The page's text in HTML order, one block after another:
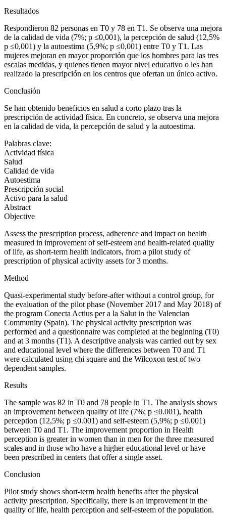
Resultados
Respondieron 82 personas en T0 y 78 en T1. Se observa una mejora
de la calidad de vida (7%; p ≤0,001), la percepción de salud (12,5%
p ≤0,001) y la autoestima (5,9%; p ≤0,001) entre T0 y T1. Las
mujeres mejoran en mayor proporción que los hombres para las tres
escalas medidas, y quienes tienen mayor nivel educativo o les han
realizado la prescripción en los centros que ofertan un único activo.
Conclusión
Se han obtenido beneficios en salud a corto plazo tras la
prescripción de actividad física. En concreto, se observa una mejora
en la calidad de vida, la percepción de salud y la autoestima.
Palabras clave:
Actividad física
Salud
Calidad de vida
Autoestima
Prescripción social
Activo para la salud
Abstract
Objective
Assess the prescription process, adherence and impact on health
measured in improvement of self-esteem and health-related quality
of life, as short-term health indicators, from a pilot study of
prescription of physical activity assets for 3 months.
Method
Quasi-experimental study before-after without a control group, for
the evaluation of the pilot phase (November 2017 and May 2018) of
the program Conecta Actius per a la Salut in the Valencian
Community (Spain). The physical activity prescription was
performed and a questionnaire was completed at the beginning (T0)
and at 3 months (T1). A descriptive analysis was carried out by sex
and educational level where the differences between T0 and T1
were calculated using chi square and the Wilcoxon test of two
dependent samples.
Results
The sample was 82 in T0 and 78 people in T1. The analysis shows
an improvement between quality of life (7%; p ≤0.001), health
perception (12,5%; p ≤0.001) and self-esteem (5,9%; p ≤0.001)
between T0 and T1. The improvement proportion in Health
perception is greater in women than in men for the three measured
scales and in those who have a higher educational level or have
been prescribed in centers that offer a single asset.
Conclusion
Pilot study shows short-term health benefits after the physical
activity prescription. Specifically, there is an improvement in the
quality of life, health perception and self-esteem of the population.